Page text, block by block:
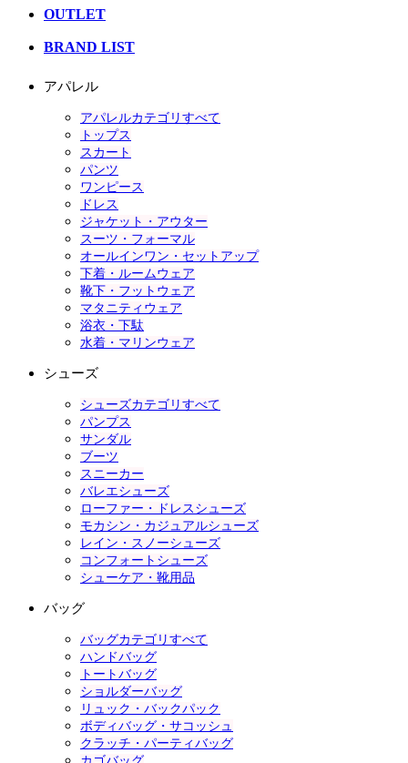
OUTLET
BRAND LIST
アパレル
アパレルカテゴリすべて
トップス
スカート
パンツ
ワンピース
ドレス
ジャケット・アウター
スーツ・フォーマル
オールインワン・セットアップ
下着・ルームウェア
靴下・フットウェア
マタニティウェア
浴衣・下駄
水着・マリンウェア
シューズ
シューズカテゴリすべて
パンプス
サンダル
ブーツ
スニーカー
バレエシューズ
ローファー・ドレスシューズ
モカシン・カジュアルシューズ
レイン・スノーシューズ
コンフォートシューズ
シューケア・靴用品
バッグ
バッグカテゴリすべて
ハンドバッグ
トートバッグ
ショルダーバッグ
リュック・バックパック
ボディバッグ・サコッシュ
クラッチ・パーティバッグ